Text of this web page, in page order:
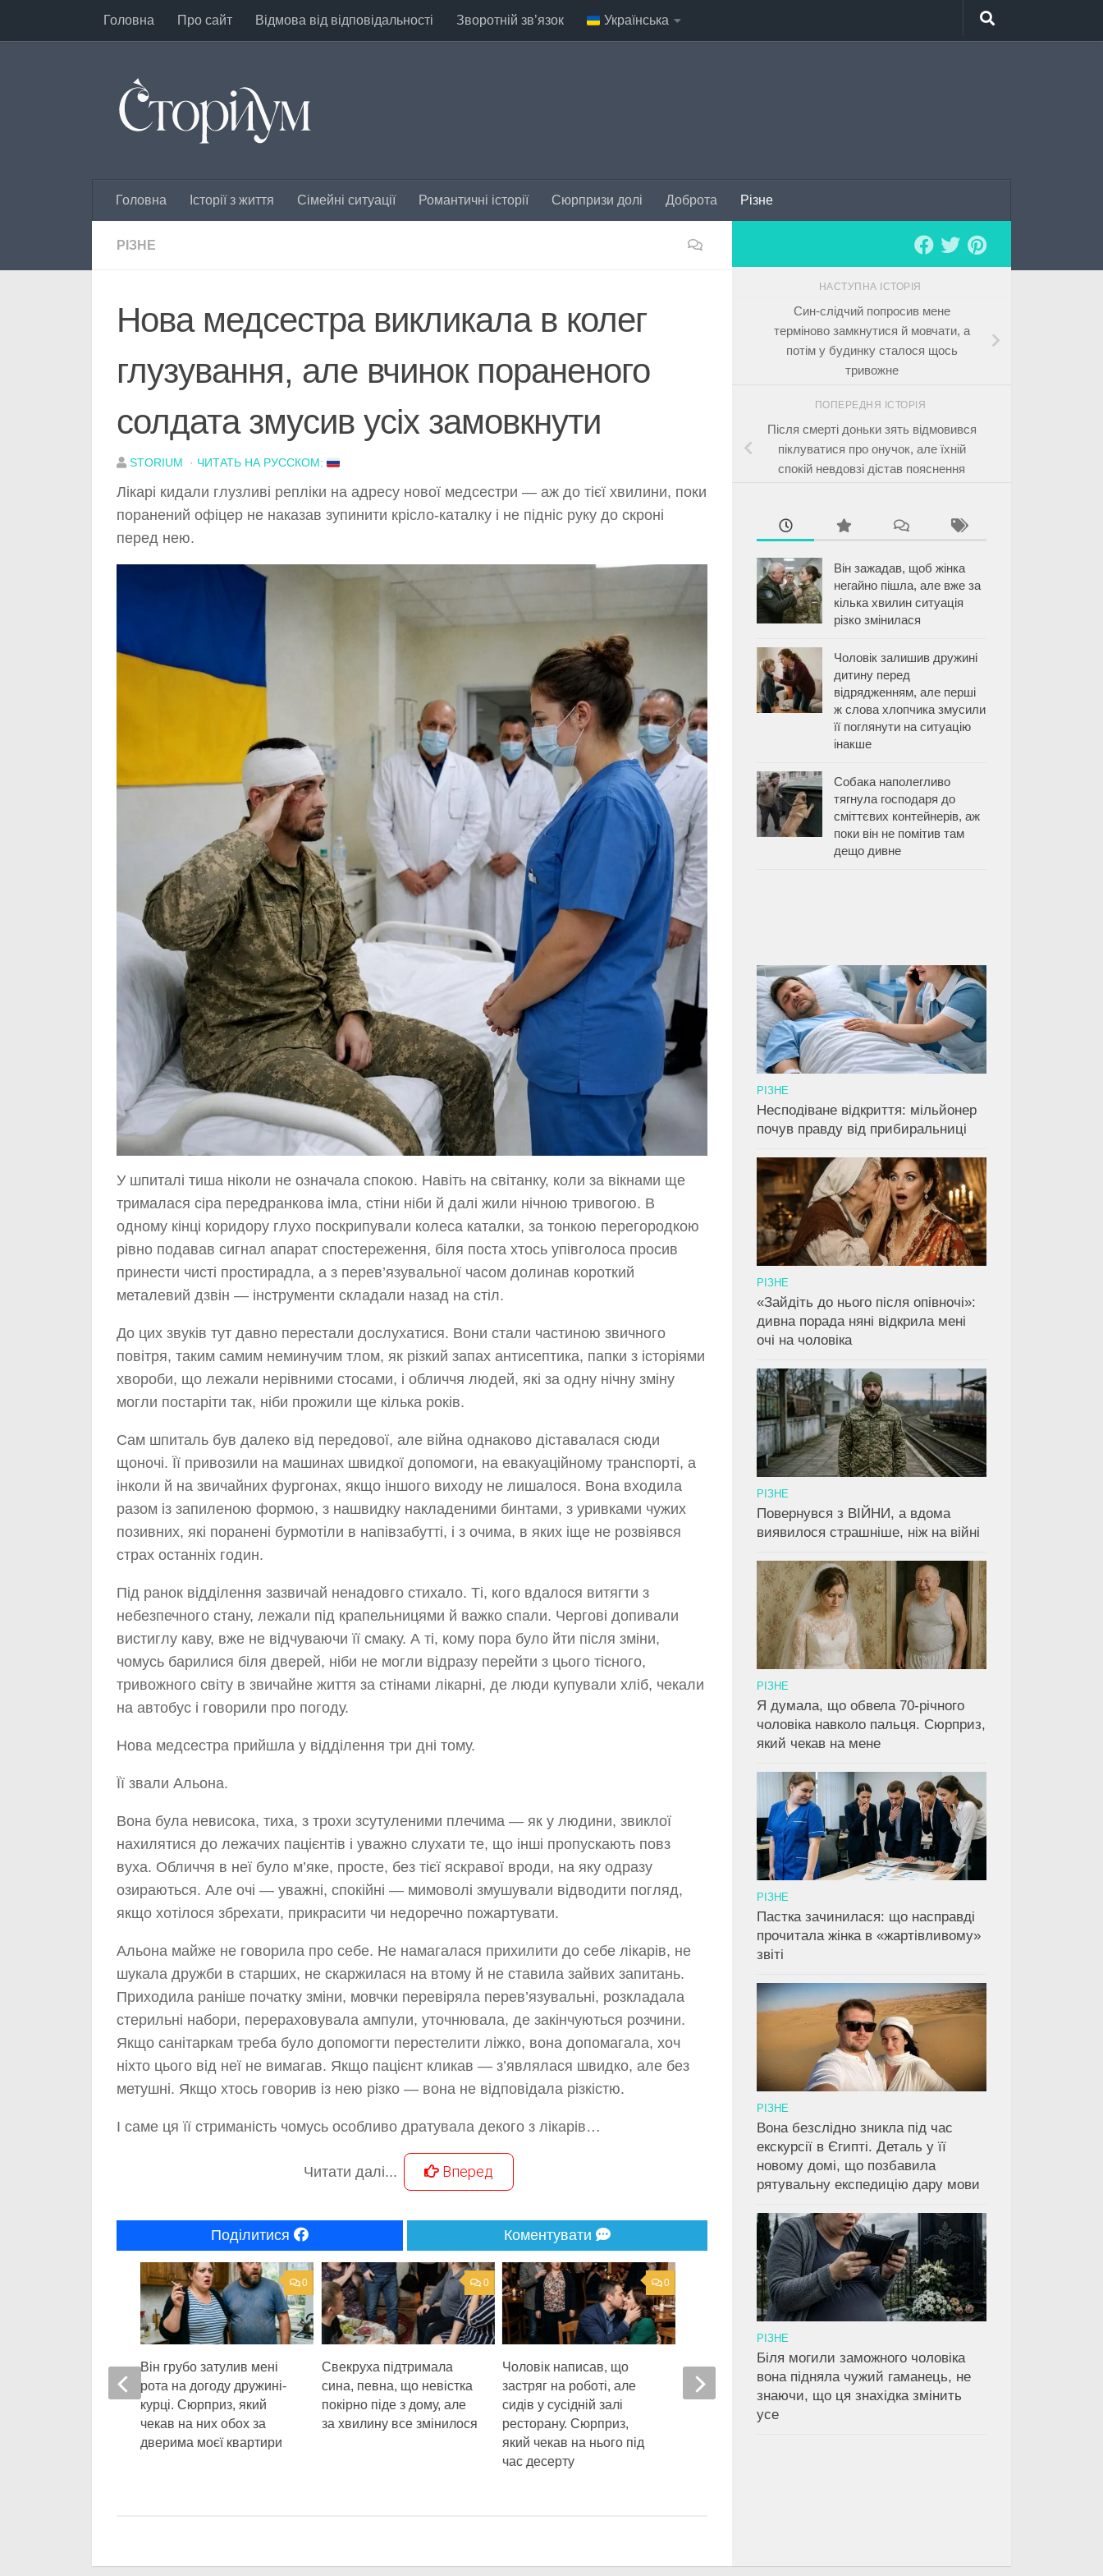
Перейти до вмісту
Головна Про сайт Відмова від відповідальності Зворотній зв’язок Українська
Головна Історії з життя Сімейні ситуації Романтичні історії Сюрпризи долі Доброта Різне
РІЗНЕ
Нова медсестра викликала в колег
глузування, але вчинок пораненого
солдата змусив усіх замовкнути
STORIUM · ЧИТАТЬ НА РУССКОМ:
Лікарі кидали глузливі репліки на адресу нової медсестри — аж до тієї хвилини, поки
поранений офіцер не наказав зупинити крісло-каталку і не підніс руку до скроні
перед нею.
У шпиталі тиша ніколи не означала спокою. Навіть на світанку, коли за вікнами ще
трималася сіра передранкова імла, стіни ніби й далі жили нічною тривогою. В
одному кінці коридору глухо поскрипували колеса каталки, за тонкою перегородкою
рівно подавав сигнал апарат спостереження, біля поста хтось упівголоса просив
принести чисті простирадла, а з перев’язувальної часом долинав короткий
металевий дзвін — інструменти складали назад на стіл.
До цих звуків тут давно перестали дослухатися. Вони стали частиною звичного
повітря, таким самим неминучим тлом, як різкий запах антисептика, папки з історіями
хвороби, що лежали нерівними стосами, і обличчя людей, які за одну нічну зміну
могли постаріти так, ніби прожили ще кілька років.
Сам шпиталь був далеко від передової, але війна однаково діставалася сюди
щоночі. Її привозили на машинах швидкої допомоги, на евакуаційному транспорті, а
інколи й на звичайних фургонах, якщо іншого виходу не лишалося. Вона входила
разом із запиленою формою, з нашвидку накладеними бинтами, з уривками чужих
позивних, які поранені бурмотіли в напівзабутті, і з очима, в яких іще не розвіявся
страх останніх годин.
Під ранок відділення зазвичай ненадовго стихало. Ті, кого вдалося витягти з
небезпечного стану, лежали під крапельницями й важко спали. Чергові допивали
вистиглу каву, вже не відчуваючи її смаку. А ті, кому пора було йти після зміни,
чомусь барилися біля дверей, ніби не могли відразу перейти з цього тісного,
тривожного світу в звичайне життя за стінами лікарні, де люди купували хліб, чекали
на автобус і говорили про погоду.
Нова медсестра прийшла у відділення три дні тому.
Її звали Альона.
Вона була невисока, тиха, з трохи зсутуленими плечима — як у людини, звиклої
нахилятися до лежачих пацієнтів і уважно слухати те, що інші пропускають повз
вуха. Обличчя в неї було м’яке, просте, без тієї яскравої вроди, на яку одразу
озираються. Але очі — уважні, спокійні — мимоволі змушували відводити погляд,
якщо хотілося збрехати, прикрасити чи недоречно пожартувати.
Альона майже не говорила про себе. Не намагалася прихилити до себе лікарів, не
шукала дружби в старших, не скаржилася на втому й не ставила зайвих запитань.
Приходила раніше початку зміни, мовчки перевіряла перев’язувальні, розкладала
стерильні набори, перераховувала ампули, уточнювала, де закінчуються розчини.
Якщо санітаркам треба було допомогти перестелити ліжко, вона допомагала, хоч
ніхто цього від неї не вимагав. Якщо пацієнт кликав — з’являлася швидко, але без
метушні. Якщо хтось говорив із нею різко — вона не відповідала різкістю.
І саме ця її стриманість чомусь особливо дратувала декого з лікарів…
Читати далі... Вперед
Поділитися Коментувати
0
Свекруха підтримала
сина, певна, що невістка
покірно піде з дому, але
за хвилину все змінилося
0
Чоловік написав, що
застряг на роботі, але
сидів у сусідній залі
ресторану. Сюрприз,
який чекав на нього під
час десерту
0
Дитяча лікарка Катя
зникла після чергування,
а її донька несподівано
помітила моторошну
Як одна випадкова
знахідка зруйнувала всі
мої підозри щодо його
0
Він грубо затулив мені
рота на догоду дружині-
курці. Сюрприз, який
чекав на них обох за
дверима моєї квартири
НАСТУПНА ІСТОРІЯ
Син-слідчий попросив мене
терміново замкнутися й мовчати, а
потім у будинку сталося щось
тривожне
ПОПЕРЕДНЯ ІСТОРІЯ
Після смерті доньки зять відмовився
піклуватися про онучок, але їхній
спокій невдовзі дістав пояснення
Він зажадав, щоб жінка
негайно пішла, але вже за
кілька хвилин ситуація
різко змінилася
Чоловік залишив дружині
дитину перед
відрядженням, але перші
ж слова хлопчика змусили
її поглянути на ситуацію
інакше
Собака наполегливо
тягнула господаря до
сміттєвих контейнерів, аж
поки він не помітив там
дещо дивне
РІЗНЕ
Несподіване відкриття: мільйонер
почув правду від прибиральниці
РІЗНЕ
«Зайдіть до нього після опівночі»:
дивна порада няні відкрила мені
очі на чоловіка
РІЗНЕ
Повернувся з ВІЙНИ, а вдома
виявилося страшніше, ніж на війні
РІЗНЕ
Я думала, що обвела 70-річного
чоловіка навколо пальця. Сюрприз,
який чекав на мене
РІЗНЕ
Пастка зачинилася: що насправді
прочитала жінка в «жартівливому»
звіті
РІЗНЕ
Вона безслідно зникла під час
екскурсії в Єгипті. Деталь у її
новому домі, що позбавила
рятувальну експедицію дару мови
РІЗНЕ
Біля могили заможного чоловіка
вона підняла чужий гаманець, не
знаючи, що ця знахідка змінить
усе